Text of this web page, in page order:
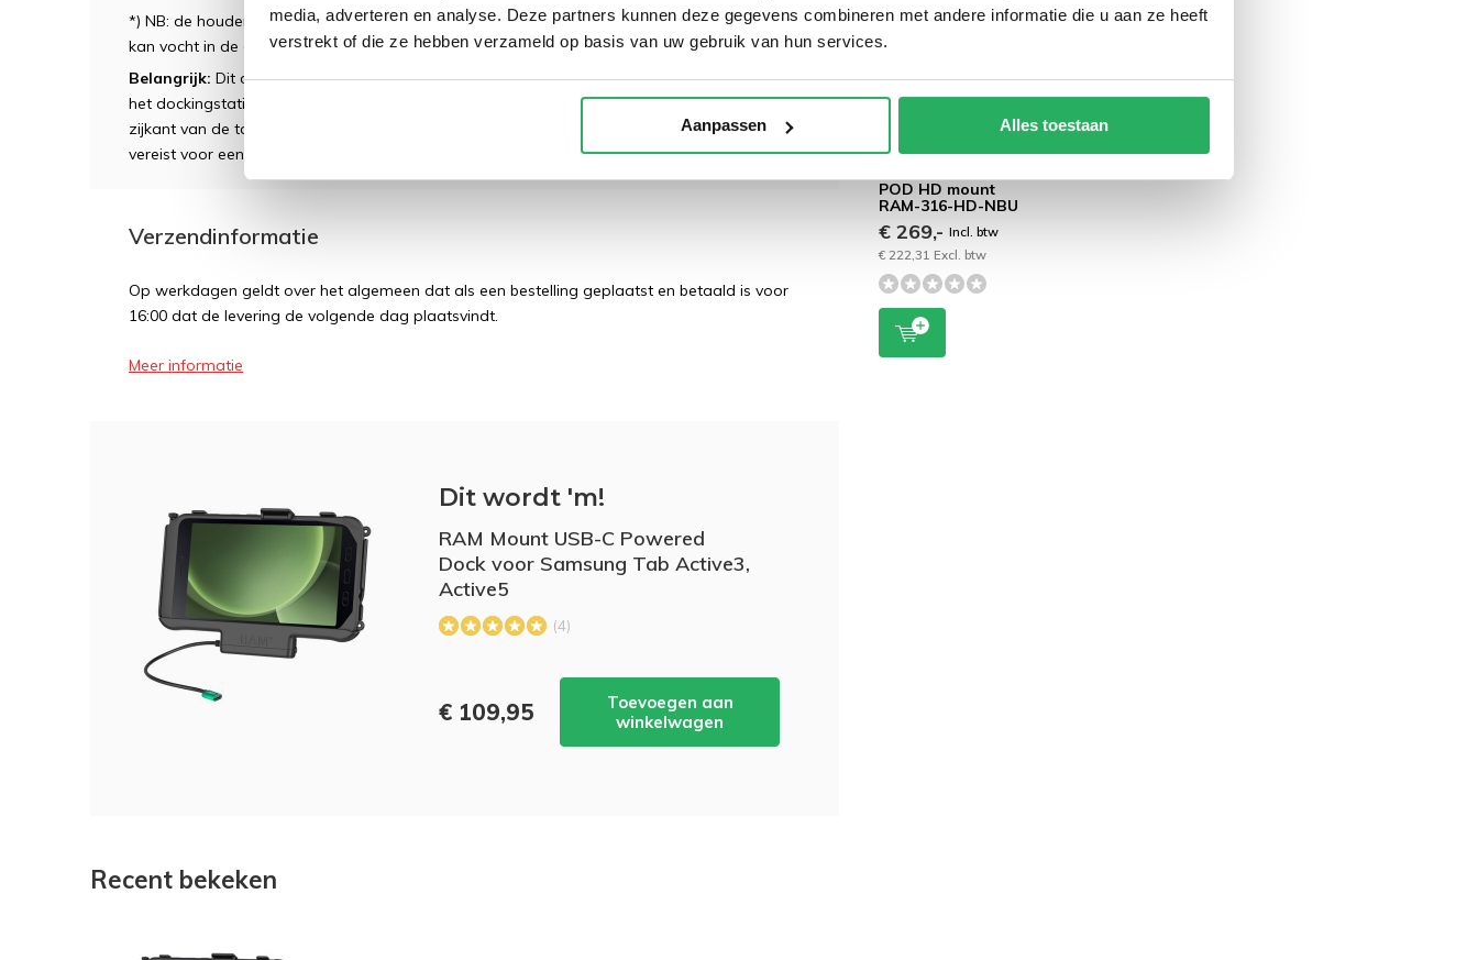
media, adverteren en analyse. Deze partners kunnen deze gegevens combineren met andere informatie die u aan ze heeft
verstrekt of die ze hebben verzameld op basis van uw gebruik van hun services.
Aanpassen Alles toestaan
*) NB: de houder is niet waterdicht cq waterbestendig. Bij de aansluiting van de pogo pins
kan vocht in de electronica komen.
Belangrijk: Dit dockingstation is niet compatibel met Power Delivery (PD)-laders. Hoewel
het dockingstation een USB-C-aansluiting heeft, ondersteunen de pogo-pads aan de
zijkant van de tablet geen Power Delivery. Daarom is een PD-lader (niet-Power Delivery)
vereist voor een goede werking.
Verzendinformatie
Op werkdagen geldt over het algemeen dat als een bestelling geplaatst en betaald is voor
16:00 dat de levering de volgende dag plaatsvindt.
Meer informatie
Dit wordt 'm!
RAM Mount USB-C Powered
Dock voor Samsung Tab Active3,
Active5
(4)
€ 109,95
Toevoegen aan
winkelwagen
RAM Mount
POD HD mount
RAM-316-HD-NBU
€ 269,-Incl. btw
€ 222,31 Excl. btw
Recent bekeken